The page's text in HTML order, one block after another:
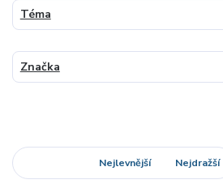
Téma
Značka
Nejlevnější Nejdražší